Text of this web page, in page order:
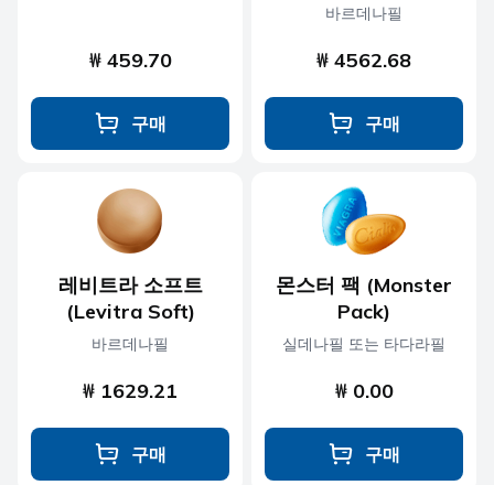
₩ 459.70
구매
바르데나필
₩ 4562.68
구매
레비트라 소프트
(Levitra Soft)
바르데나필
₩ 1629.21
구매
몬스터 팩 (Monster
Pack)
실데나필 또는 타다라필
₩ 0.00
구매